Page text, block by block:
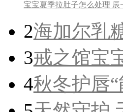
宝宝夏季拉肚子怎么处理 辰
2海加尔乳
3戒之馆宝
4秋冬护唇